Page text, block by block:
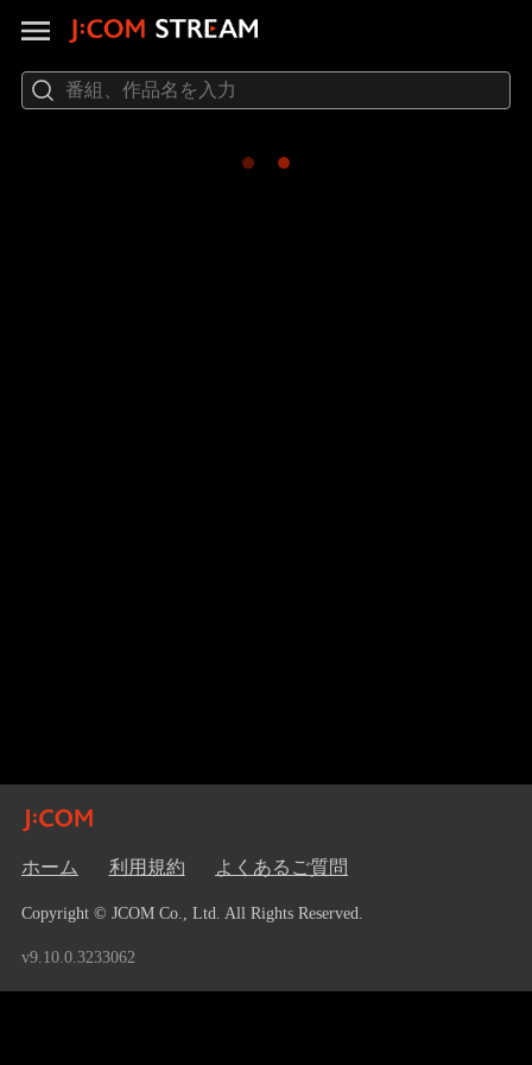
ホーム 利用規約 よくあるご質問
Copyright © JCOM Co., Ltd. All Rights Reserved.
v9.10.0.3233062